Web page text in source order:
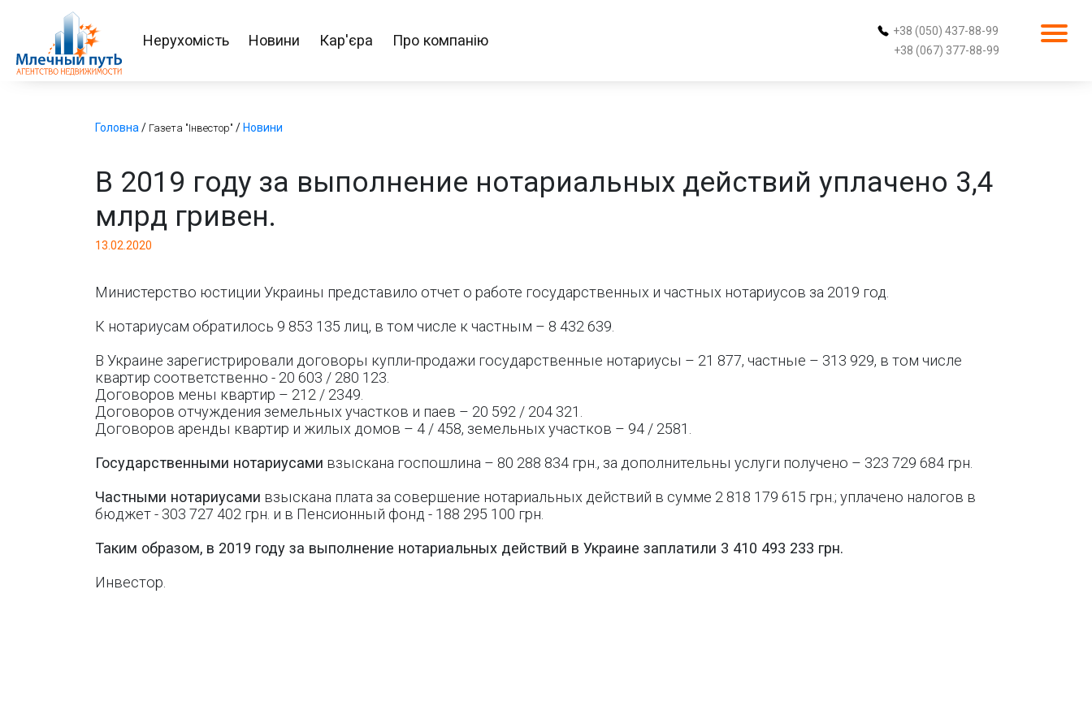
Нерухомість Новини Кар'єра Про компанію
+38 (050) 437-88-99
+38 (067) 377-88-99
Головна / Газета "Інвестор" / Новини
В 2019 году за выполнение нотариальных действий уплачено 3,4
млрд гривен.
13.02.2020
Министерство юстиции Украины представило отчет о работе государственных и частных нотариусов за 2019 год.
К нотариусам обратилось 9 853 135 лиц, в том числе к частным – 8 432 639.
В Украине зарегистрировали договоры купли-продажи государственные нотариусы – 21 877, частные – 313 929, в том числе
квартир соответственно - 20 603 / 280 123.
Договоров мены квартир – 212 / 2349.
Договоров отчуждения земельных участков и паев – 20 592 / 204 321.
Договоров аренды квартир и жилых домов – 4 / 458, земельных участков – 94 / 2581.
Государственными нотариусами взыскана госпошлина – 80 288 834 грн., за дополнительны услуги получено – 323 729 684 грн.
Частными нотариусами взыскана плата за совершение нотариальных действий в сумме 2 818 179 615 грн.; уплачено налогов в
бюджет - 303 727 402 грн. и в Пенсионный фонд - 188 295 100 грн.
Таким образом, в 2019 году за выполнение нотариальных действий в Украине заплатили 3 410 493 233 грн.
Инвестор.